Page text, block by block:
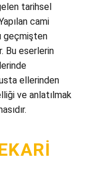
tarihsel
cami
geçmişten
Bu eserlerin
ellerinden
ve anlatılmak